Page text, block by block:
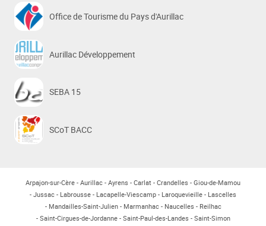
Office de Tourisme du Pays d'Aurillac
Aurillac Développement
SEBA 15
SCoT BACC
Arpajon-sur-Cère Aurillac Ayrens Carlat Crandelles
Giou-de-Mamou
Jussac
Labrousse Lacapelle-Viescamp Laroquevieille
Lascelles
Mandailles-Saint-Julien
Marmanhac Naucelles
Reilhac
Saint-Cirgues-de-Jordanne
Saint-Paul-des-Landes Saint-Simon